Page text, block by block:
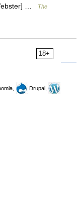
…
The
18+
Drupal,